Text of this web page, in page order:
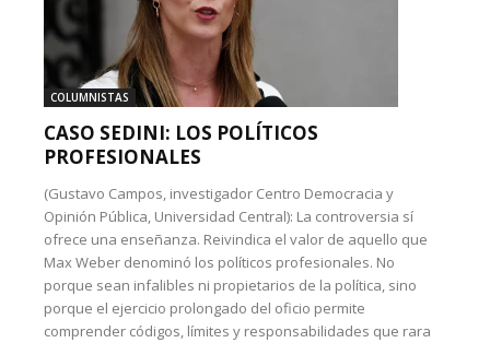
COLUMNISTAS
CASO SEDINI: LOS POLÍTICOS
PROFESIONALES
(Gustavo Campos, investigador Centro Democracia y
Opinión Pública, Universidad Central): La controversia sí
ofrece una enseñanza. Reivindica el valor de aquello que
Max Weber denominó los políticos profesionales. No
porque sean infalibles ni propietarios de la política, sino
porque el ejercicio prolongado del oficio permite
comprender códigos, límites y responsabilidades que rara